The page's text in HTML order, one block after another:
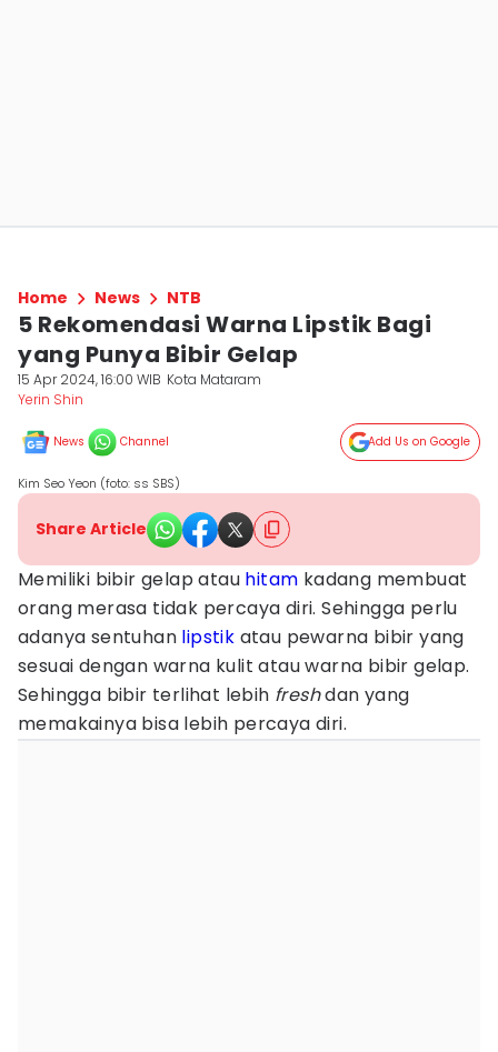
Home News NTB
5 Rekomendasi Warna Lipstik Bagi
yang Punya Bibir Gelap
15 Apr 2024, 16:00 WIB Kota Mataram
Yerin Shin
News Channel Add Us on Google
Kim Seo Yeon (foto: ss SBS)
Share Article
Memiliki bibir gelap atau hitam kadang membuat
orang merasa tidak percaya diri. Sehingga perlu
adanya sentuhan lipstik atau pewarna bibir yang
sesuai dengan warna kulit atau warna bibir gelap.
Sehingga bibir terlihat lebih freshdan yang
memakainya bisa lebih percaya diri.